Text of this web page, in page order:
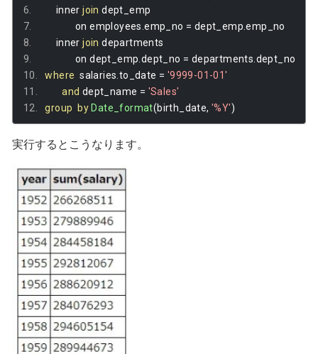
       inner
join dept_emp
               on employees
.emp_no = dept_emp .emp_no
       inner
join departments
               on dept_emp
dept_no = departments dept_no
where
  salaries
to_date = '9999-01-01'
and dept_name = 'Sales'
group
by Date_format(birth_date, '%Y')
実行するとこうなります。